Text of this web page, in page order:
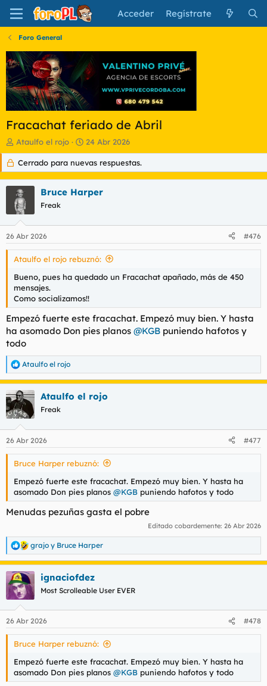
Acceder Regístrate
Foro General
Fracachat feriado de Abril
I
n
c
i
a
d
o
r
d
e
l
e
m
a
Ataulfo el rojo
F
e
c
h
d
n
c
i
24 Abr 2026
Cerrado para nuevas respuestas.
Bruce Harper
Freak
26 Abr 2026 #476
Ataulfo el rojo rebuznó:
Bueno, pues ha quedado un Fracachat apañado, más de 450
mensajes.
Como socializamos!!
Empezó fuerte este fracachat. Empezó muy bien. Y hasta
ha asomado Don pies planos @KGB puniendo hafotos y
todo
R
e
a
c
c
i
e
s
Ataulfo el rojo
Ataulfo el rojo
Freak
26 Abr 2026 #477
Bruce Harper rebuznó:
Empezó fuerte este fracachat. Empezó muy bien. Y hasta ha
asomado Don pies planos @KGB puniendo hafotos y todo
Menudas pezuñas gasta el pobre
Editado cobardemente: 26 Abr 2026
R
e
a
c
c
i
e
s
grajo y Bruce Harper
ignaciofdez
Most Scrolleable User EVER
26 Abr 2026 #478
Bruce Harper rebuznó:
Empezó fuerte este fracachat. Empezó muy bien. Y hasta ha
asomado Don pies planos @KGB puniendo hafotos y todo